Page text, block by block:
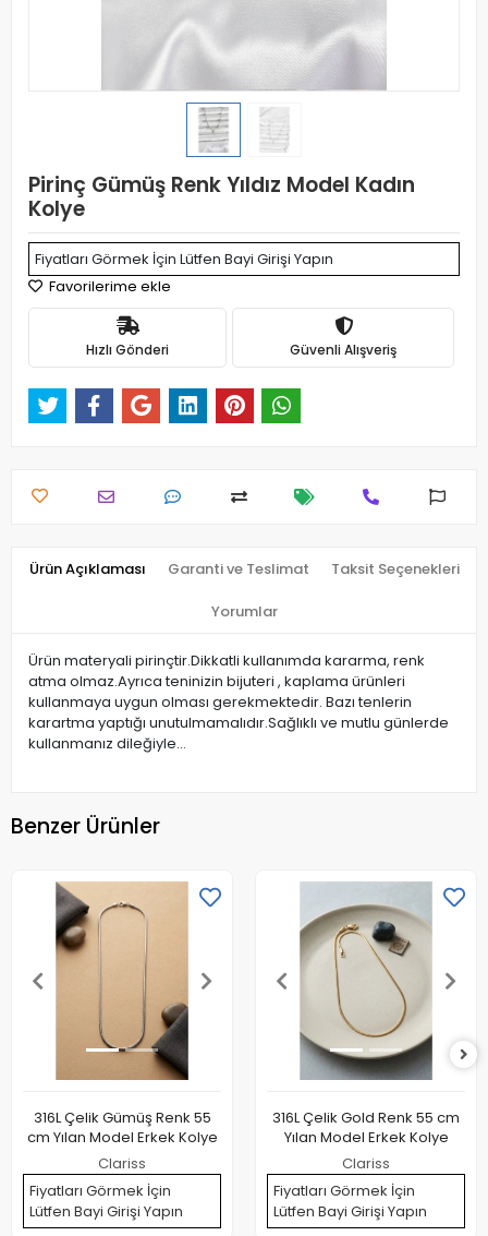
Pirinç Gümüş Renk Yıldız Model Kadın
Kolye
Fiyatları Görmek İçin Lütfen Bayi Girişi Yapın
Favorilerime ekle
Hızlı Gönderi Güvenli Alışveriş
Ürün Açıklaması Garanti ve Teslimat Taksit Seçenekleri
Yorumlar
Ürün materyali pirinçtir.Dikkatli kullanımda kararma, renk
atma olmaz.Ayrıca teninizin bijuteri , kaplama ürünleri
kullanmaya uygun olması gerekmektedir. Bazı tenlerin
karartma yaptığı unutulmamalıdır.Sağlıklı ve mutlu günlerde
kullanmanız dileğiyle…
Benzer Ürünler
316L Çelik Gümüş Renk 55
cm Yılan Model Erkek Kolye
Clariss
Fiyatları Görmek İçin
Lütfen Bayi Girişi Yapın
316L Çelik Gold Renk 55 cm
Yılan Model Erkek Kolye
Clariss
Fiyatları Görmek İçin
Lütfen Bayi Girişi Yapın